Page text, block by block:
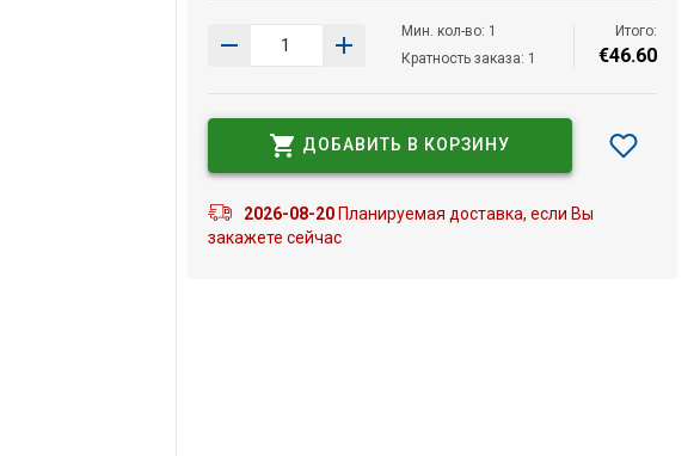
Мин. кол-во: 1
Кратность заказа: 1
Итого:
€46.60
ДОБАВИТЬ В КОРЗИНУ
2026-08-20Планируемая доставка, если Вы
закажете сейчас